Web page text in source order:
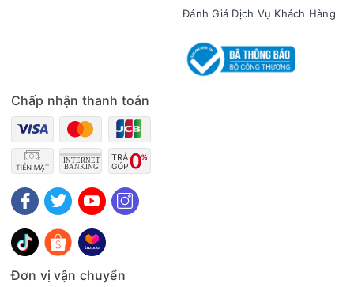
Chức năng chính:Rã đông, hâm, nấu
Tiện ích:Chuông báo khi nấu xong, Nút nhấn mở cửa lò,
Hẹn giờ lên tới 35 phút
Kích thước - Khối lượng:Ngang 47.5 cm - Cao 27.3 cm -
Sâu 35.5 cm - Nặng 12 kg
27.8 cm
Hãng:Panasonic.
Đánh Giá Dịch Vụ Khách Hàng
Chấp nhận thanh toán
Đơn vị vận chuyển